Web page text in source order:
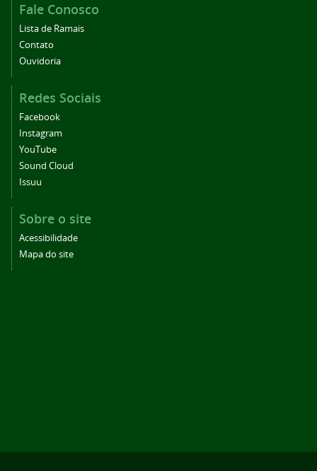
Fale Conosco
Lista de Ramais
Contato
Ouvidoria
Redes Sociais
Facebook
Instagram
YouTube
Sound Cloud
Issuu
Sobre o site
Acessibilidade
Mapa do site